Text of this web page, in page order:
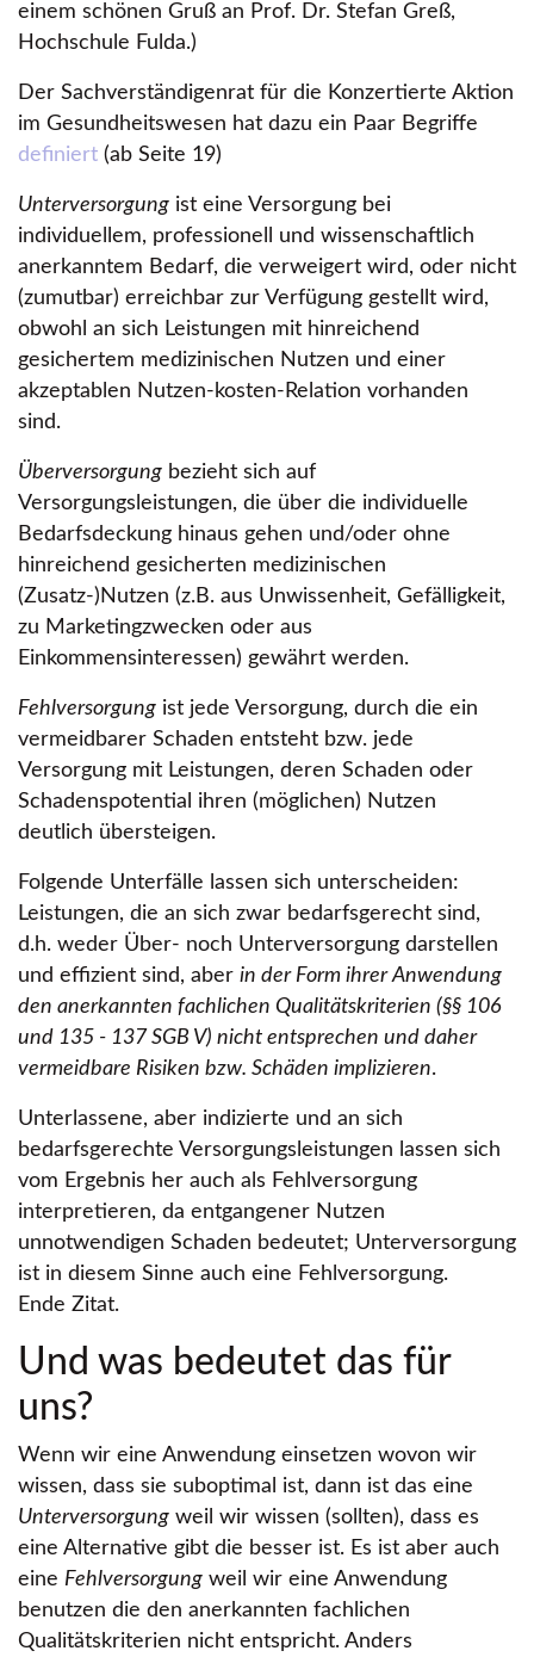
einem schönen Gruß an Prof. Dr. Stefan Greß,
Hochschule Fulda.)
Der Sachverständigenrat für die Konzertierte Aktion
im Gesundheitswesen hat dazu ein Paar Begriffe
definiert (ab Seite 19)
Unterversorgung ist eine Versorgung bei
individuellem, professionell und wissenschaftlich
anerkanntem Bedarf, die verweigert wird, oder nicht
(zumutbar) erreichbar zur Verfügung gestellt wird,
obwohl an sich Leistungen mit hinreichend
gesichertem medizinischen Nutzen und einer
akzeptablen Nutzen-kosten-Relation vorhanden
sind.
Überversorgung bezieht sich auf
Versorgungsleistungen, die über die individuelle
Bedarfsdeckung hinaus gehen und/oder ohne
hinreichend gesicherten medizinischen
(Zusatz-)Nutzen (z.B. aus Unwissenheit, Gefälligkeit,
zu Marketingzwecken oder aus
Einkommensinteressen) gewährt werden.
Fehlversorgung ist jede Versorgung, durch die ein
vermeidbarer Schaden entsteht bzw. jede
Versorgung mit Leistungen, deren Schaden oder
Schadenspotential ihren (möglichen) Nutzen
deutlich übersteigen.
Folgende Unterfälle lassen sich unterscheiden:
Leistungen, die an sich zwar bedarfsgerecht sind,
d.h. weder Über- noch Unterversorgung darstellen
und effizient sind, aber in der Form ihrer Anwendung
den anerkannten fachlichen Qualitätskriterien (§§ 106
und 135 - 137 SGB V) nicht entsprechen und daher
vermeidbare Risiken bzw. Schäden implizieren.
Unterlassene, aber indizierte und an sich
bedarfsgerechte Versorgungsleistungen lassen sich
vom Ergebnis her auch als Fehlversorgung
interpretieren, da entgangener Nutzen
unnotwendigen Schaden bedeutet; Unterversorgung
ist in diesem Sinne auch eine Fehlversorgung.
Ende Zitat.
Und was bedeutet das für
uns?
Wenn wir eine Anwendung einsetzen wovon wir
wissen, dass sie suboptimal ist, dann ist das eine
Unterversorgung weil wir wissen (sollten), dass es
eine Alternative gibt die besser ist. Es ist aber auch
eine Fehlversorgung weil wir eine Anwendung
benutzen die den anerkannten fachlichen
Qualitätskriterien nicht entspricht. Anders